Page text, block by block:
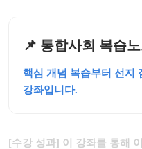
📌 통합사회 복습
핵심 개념 복습부터 선지
강좌입니다.
[수강 성과] 이 강좌를 통해